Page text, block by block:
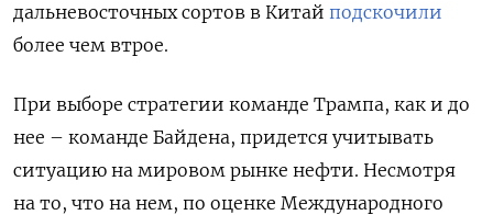
дальневосточных сортов в Китай подскочили
более чем втрое.
При выборе стратегии команде Трампа, как и до
нее – команде Байдена, придется учитывать
ситуацию на мировом рынке нефти. Несмотря
на то, что на нем, по оценке Международного